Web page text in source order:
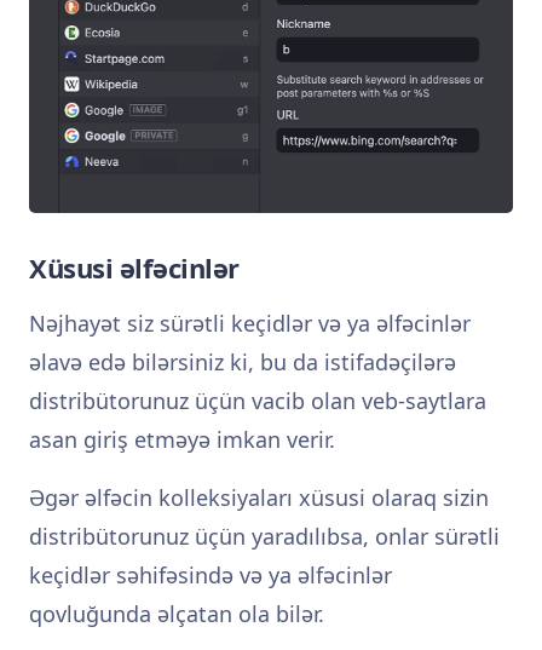
Xüsusi əlfəcinlər
Nəjhayət siz sürətli keçidlər və ya əlfəcinlər
əlavə edə bilərsiniz ki, bu da istifadəçilərə
distribütorunuz üçün vacib olan veb-saytlara
asan giriş etməyə imkan verir.
Əgər əlfəcin kolleksiyaları xüsusi olaraq sizin
distribütorunuz üçün yaradılıbsa, onlar sürətli
keçidlər səhifəsində və ya əlfəcinlər
qovluğunda əlçatan ola bilər.